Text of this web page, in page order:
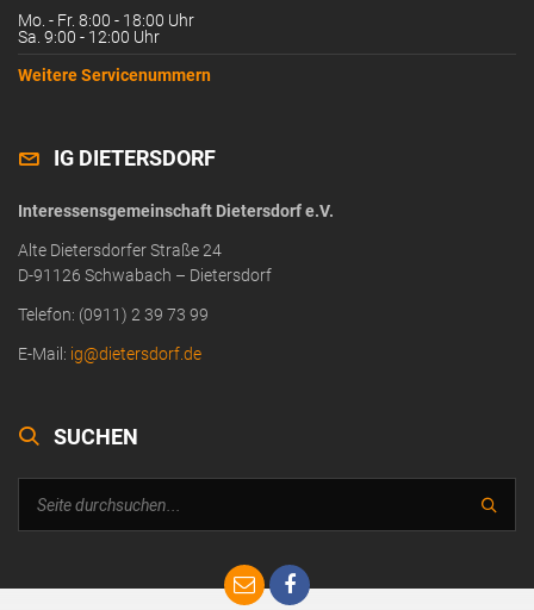
Mo. - Fr. 8:00 - 18:00 Uhr
Sa. 9:00 - 12:00 Uhr
Weitere Servicenummern
IG DIETERSDORF
Interessensgemeinschaft Dietersdorf e.V.
Alte Dietersdorfer Straße 24
D-91126 Schwabach – Dietersdorf
Telefon: (0911) 2 39 73 99
E-Mail: ig@dietersdorf.de
SUCHEN